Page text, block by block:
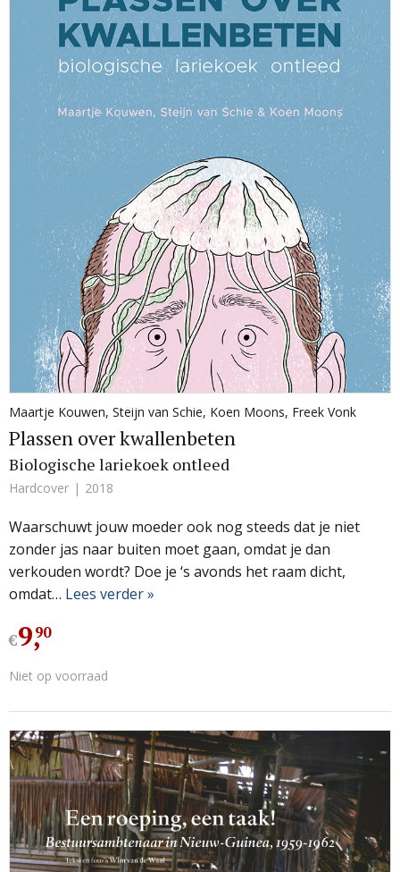
Maartje Kouwen, Steijn van Schie, Koen Moons, Freek Vonk
Plassen over kwallenbeten
Biologische lariekoek ontleed
Hardcover 2018
Waarschuwt jouw moeder ook nog steeds dat je niet
zonder jas naar buiten moet gaan, omdat je dan
verkouden wordt? Doe je ‘s avonds het raam dicht,
omdat… Lees verder »
€9,90
Niet op voorraad